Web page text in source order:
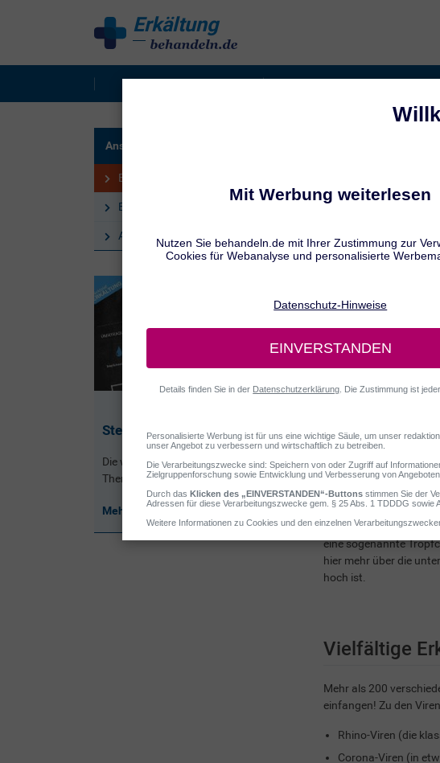
Erkältungbehandeln
Eine Erkältung wird in
eine sogenannte
hier mehr über die
hoch ist.
Vielfältige
Mehr als 200
einfangen! Zu den
Rhino-Viren (die
Corona-Viren (in
Ansteckung & Vorbeugung
Erkältung: Ansteckungswege
Erkältung vorbeugen
Abwehrkräfte stärken
Steckbrief Erkältung
Die wichtigsten Fakten rund um das
Thema Erkältung.
Mehr erfahren